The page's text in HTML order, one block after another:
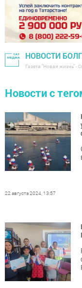
НОВОСТИ
Газета "Новая жизнь" -
Новости с
22 августа 2024, 13:57